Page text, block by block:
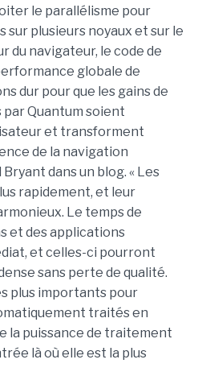
le parallélisme pour
sur plusieurs noyaux et sur le
du navigateur, le code de
globale de
dur pour que les gains de
Quantum soient
et transforment
de la navigation
dans un blog. « Les
rapidement, et leur
Le temps de
et des applications
et celles-ci pourront
sans perte de qualité.
plus importants pour
traités en
la puissance de traitement
là où elle est la plus